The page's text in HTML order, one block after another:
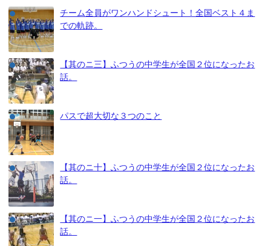
チーム全員がワンハンドシュート！全国ベスト４ま
での軌跡。
【其のニ三】ふつうの中学生が全国２位になったお
話。
パスで超大切な３つのこと
【其のニ十】ふつうの中学生が全国２位になったお
話。
【其のニ一】ふつうの中学生が全国２位になったお
話。